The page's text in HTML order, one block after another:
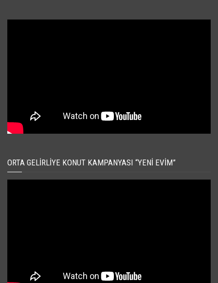
ORTA GELIRLIYE KONUT KAMPANYASI “YENI EVIM”